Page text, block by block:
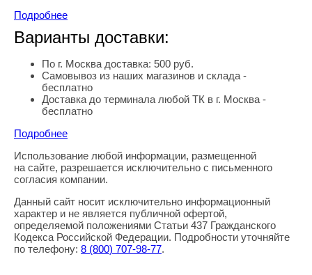
Подробнее
Варианты доставки:
По г. Москва доставка: 500 руб.
Самовывоз из наших магазинов и склада -
бесплатно
Доставка до терминала любой ТК в г. Москва -
бесплатно
Подробнее
Правовая информация
Использование любой информации, размещенной
на сайте, разрешается исключительно с письменного
согласия компании.
Данный сайт носит исключительно информационный
характер и не является публичной офертой,
определяемой положениями Статьи 437 Гражданского
Кодекса Российской Федерации. Подробности уточняйте
по телефону: 8 (800) 707-98-77.